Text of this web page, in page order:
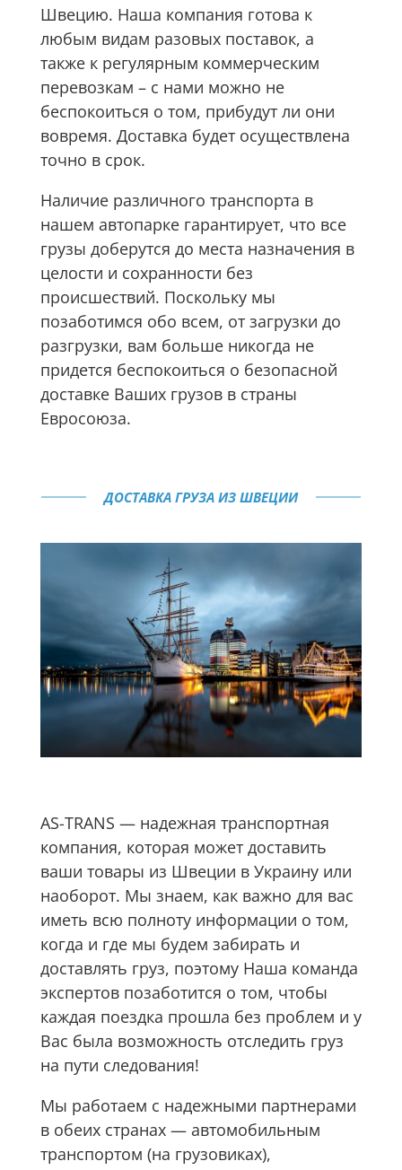
Швецию. Наша компания готова к
любым видам разовых поставок, а
также к регулярным коммерческим
перевозкам – с нами можно не
беспокоиться о том, прибудут ли они
вовремя. Доставка будет осуществлена
точно в срок.
Наличие различного транспорта в
нашем автопарке гарантирует, что все
грузы доберутся до места назначения в
целости и сохранности без
происшествий. Поскольку мы
позаботимся обо всем, от загрузки до
разгрузки, вам больше никогда не
придется беспокоиться о безопасной
доставке Ваших грузов в страны
Евросоюза.
ДОСТАВКА ГРУЗА ИЗ ШВЕЦИИ
AS-TRANS — надежная транспортная
компания, которая может доставить
ваши товары из Швеции в Украину или
наоборот. Мы знаем, как важно для вас
иметь всю полноту информации о том,
когда и где мы будем забирать и
доставлять груз, поэтому Наша команда
экспертов позаботится о том, чтобы
каждая поездка прошла без проблем и у
Вас была возможность отследить груз
на пути следования!
Мы работаем с надежными партнерами
в обеих странах — автомобильным
транспортом (на грузовиках),